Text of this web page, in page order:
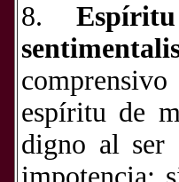
8.
espíritu de
digno al ser